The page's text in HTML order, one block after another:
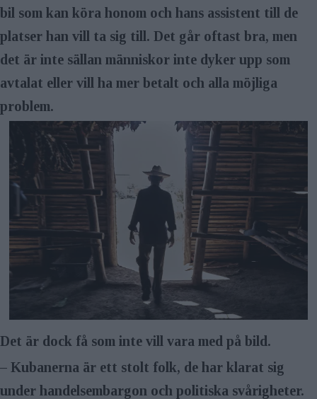
bil som kan köra honom och hans assistent till de
platser han vill ta sig till. Det går oftast bra, men
det är inte sällan människor inte dyker upp som
avtalat eller vill ha mer betalt och alla möjliga
problem.
Det är dock få som inte vill vara med på bild.
– Kubanerna är ett stolt folk, de har klarat sig
under handelsembargon­ och politiska svårigheter.